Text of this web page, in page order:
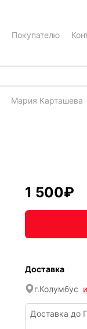
Покупателю
Мария Карташева
1 500₽
Доставка
г.Колумбус
Доставка до